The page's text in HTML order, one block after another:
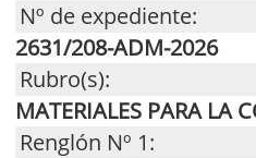
Nº de expediente:
2631/208-ADM-2026
Rubro(s):
MATERIALES PARA LA
Renglón Nº 1: